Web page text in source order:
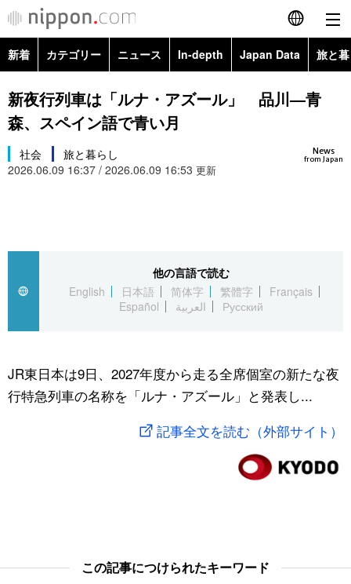
English
简体字
Русский
カテゴリー
国際
社会
文化
アーカイブ
Japan Data
旅と暮らし
動画/Live
新着 カテゴリー ニュース In-depth Japan Data 旅と
政治・外交
経済・ビジネス
国際・海外
文化
科学・技術
暮らし
スポーツ・東京2020
Topics
新夜行列車は「ルナ・アズール」 品川―青
森、スペイン語で青い月
News
from Japan
社会
旅と暮らし
2026.06.09 16:37 / 2026.06.09 16:53 更新
他の言語で読む
English
日本語 简体字 繁體字
Français
Español
العربية Русский
JR東日本は9日、2027年度から走る全席個室の新たな夜
行特急列車の名称を「ルナ・アズール」と発表し...
記事全文を読む（外部サイト）
この記事につけられたキーワード